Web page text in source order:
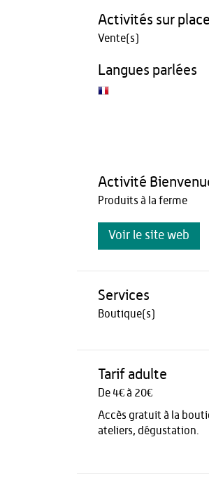
Activités sur place
Vente(s)
Langues parlées
Activité
Produits à la ferme
Voir le site web
Services
Boutique(s)
Tarif adulte
De 4€ à 20€
Accès gratuit à la
ateliers, dégustation.